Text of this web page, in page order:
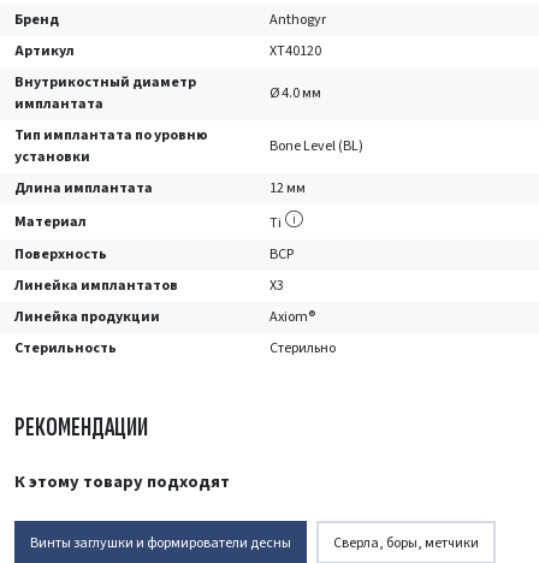
Бренд
Anthogyr
Артикул
XT40120
Внутрикостный диаметр
имплантата
Ø 4.0 мм
Тип имплантата по уровню
установки
Bone Level (BL)
Длина имплантата
12 мм
Материал
Ti
Поверхность
BCP
Линейка имплантатов
X3
Линейка продукции
Axiom®
Стерильность
Стерильно
РЕКОМЕНДАЦИИ
К этому товару подходят
Винты заглушки и формирователи десны Сверла, боры, метчики